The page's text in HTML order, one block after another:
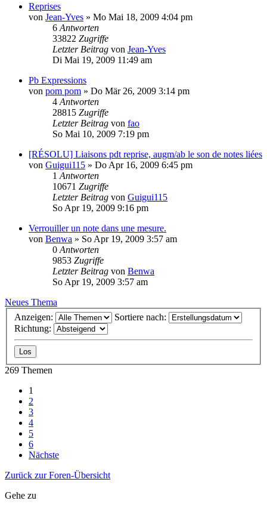
Reprises
von Jean-Yves » Mo Mai 18, 2009 4:04 pm
6 Antworten
33822 Zugriffe
Letzter Beitrag von Jean-Yves
Di Mai 19, 2009 11:49 am
Pb Expressions
von pom pom » Do Mär 26, 2009 3:14 pm
4 Antworten
28815 Zugriffe
Letzter Beitrag von fao
So Mai 10, 2009 7:19 pm
[RÉSOLU] Liaisons pdt reprise, augm/ab le son de notes liées
von Guigui115 » Do Apr 16, 2009 6:45 pm
1 Antworten
10671 Zugriffe
Letzter Beitrag von Guigui115
So Apr 19, 2009 9:16 pm
Verrouiller un note dans une mesure.
von Benwa » So Apr 19, 2009 3:57 am
0 Antworten
9853 Zugriffe
Letzter Beitrag von Benwa
So Apr 19, 2009 3:57 am
Neues Thema
Anzeigen:
Sortiere nach:
Richtung:
269 Themen
1
2
3
4
5
6
Nächste
Zurück zur Foren-Übersicht
Gehe zu